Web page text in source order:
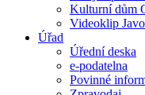
Kulturní dům
Videoklip
Úřad
Úřední deska
e-podatelna
Povinné